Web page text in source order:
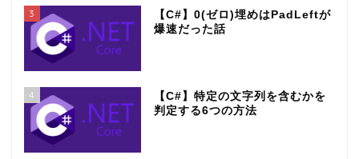
3
【C#】0(ゼロ)埋めはPadLeftが
爆速だった話
4
【C#】特定の文字列を含むかを
判定する6つの方法